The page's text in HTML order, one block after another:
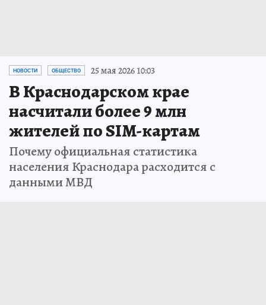
НОВОСТИ ОБЩЕСТВО 25 мая 2026 10:03
В Краснодарском крае
насчитали более 9 млн
жителей по SIM-картам
Почему официальная статистика
населения Краснодара расходится с
данными МВД